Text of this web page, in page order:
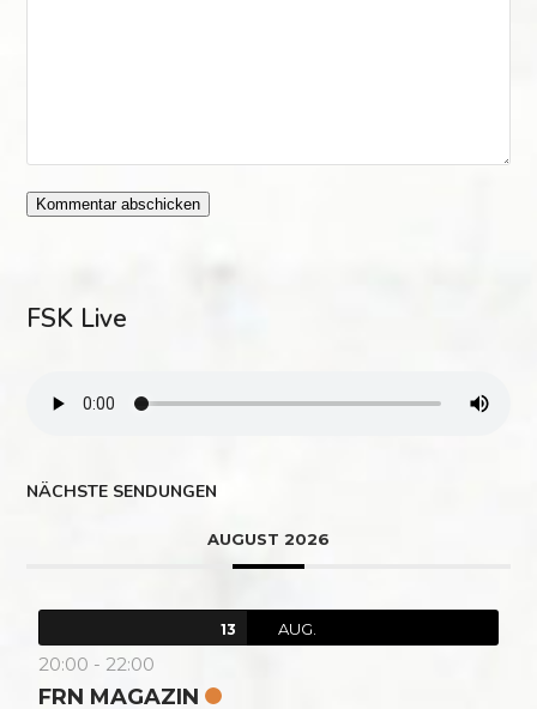
FSK Live
NÄCHSTE SENDUNGEN
AUGUST 2026
13 AUG.
20:00 - 22:00
FRN MAGAZIN